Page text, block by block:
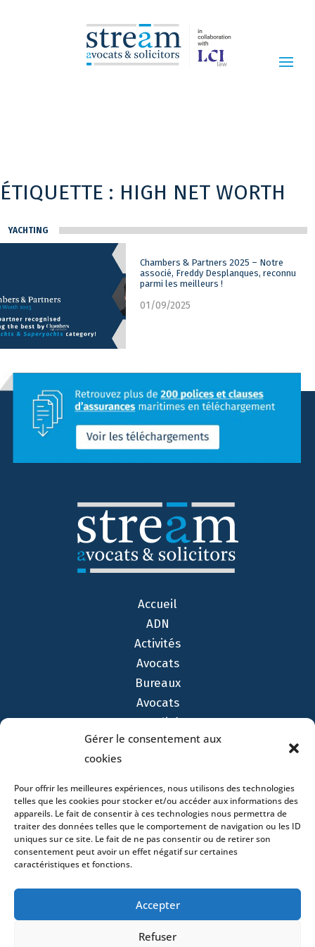
Gérer le consentement aux
cookies
Pour offrir les meilleures expériences, nous utilisons des technologies
telles que les cookies pour stocker et/ou accéder aux informations des
appareils. Le fait de consentir à ces technologies nous permettra de
traiter des données telles que le comportement de navigation ou les ID
uniques sur ce site. Le fait de ne pas consentir ou de retirer son
consentement peut avoir un effet négatif sur certaines
caractéristiques et fonctions.
Accepter
Refuser
ÉTIQUETTE : HIGH NET WORTH
YACHTING
Chambers & Partners 2025 – Notre
associé, Freddy Desplanques, reconnu
parmi les meilleurs !
01/09/2025
Accueil
ADN
Activités
Avocats
Bureaux
Avocats
Actualités
Contact
- 4 square Édouard VII – 75009 Paris – France –
+33 (0)1 53 76 91 00
- 15 quai Lamandé –
76600 Le Havre – France –+33 (0)2 35 22 18 88
3 boulevard de Louvain – 13008 Marseille – France –
+33 (0)4 86 68 49 14
- 148 rue Sainte-
Catherine – 33000 Bordeaux – France -
+33 (0)5 40 25 69 11
- Rue de Chantepoulet 10 -
1201 Genève – Suisse - +33 (0)1 53 76 91 00